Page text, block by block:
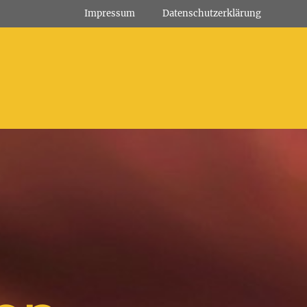
Impressum Datenschutz­erklärung